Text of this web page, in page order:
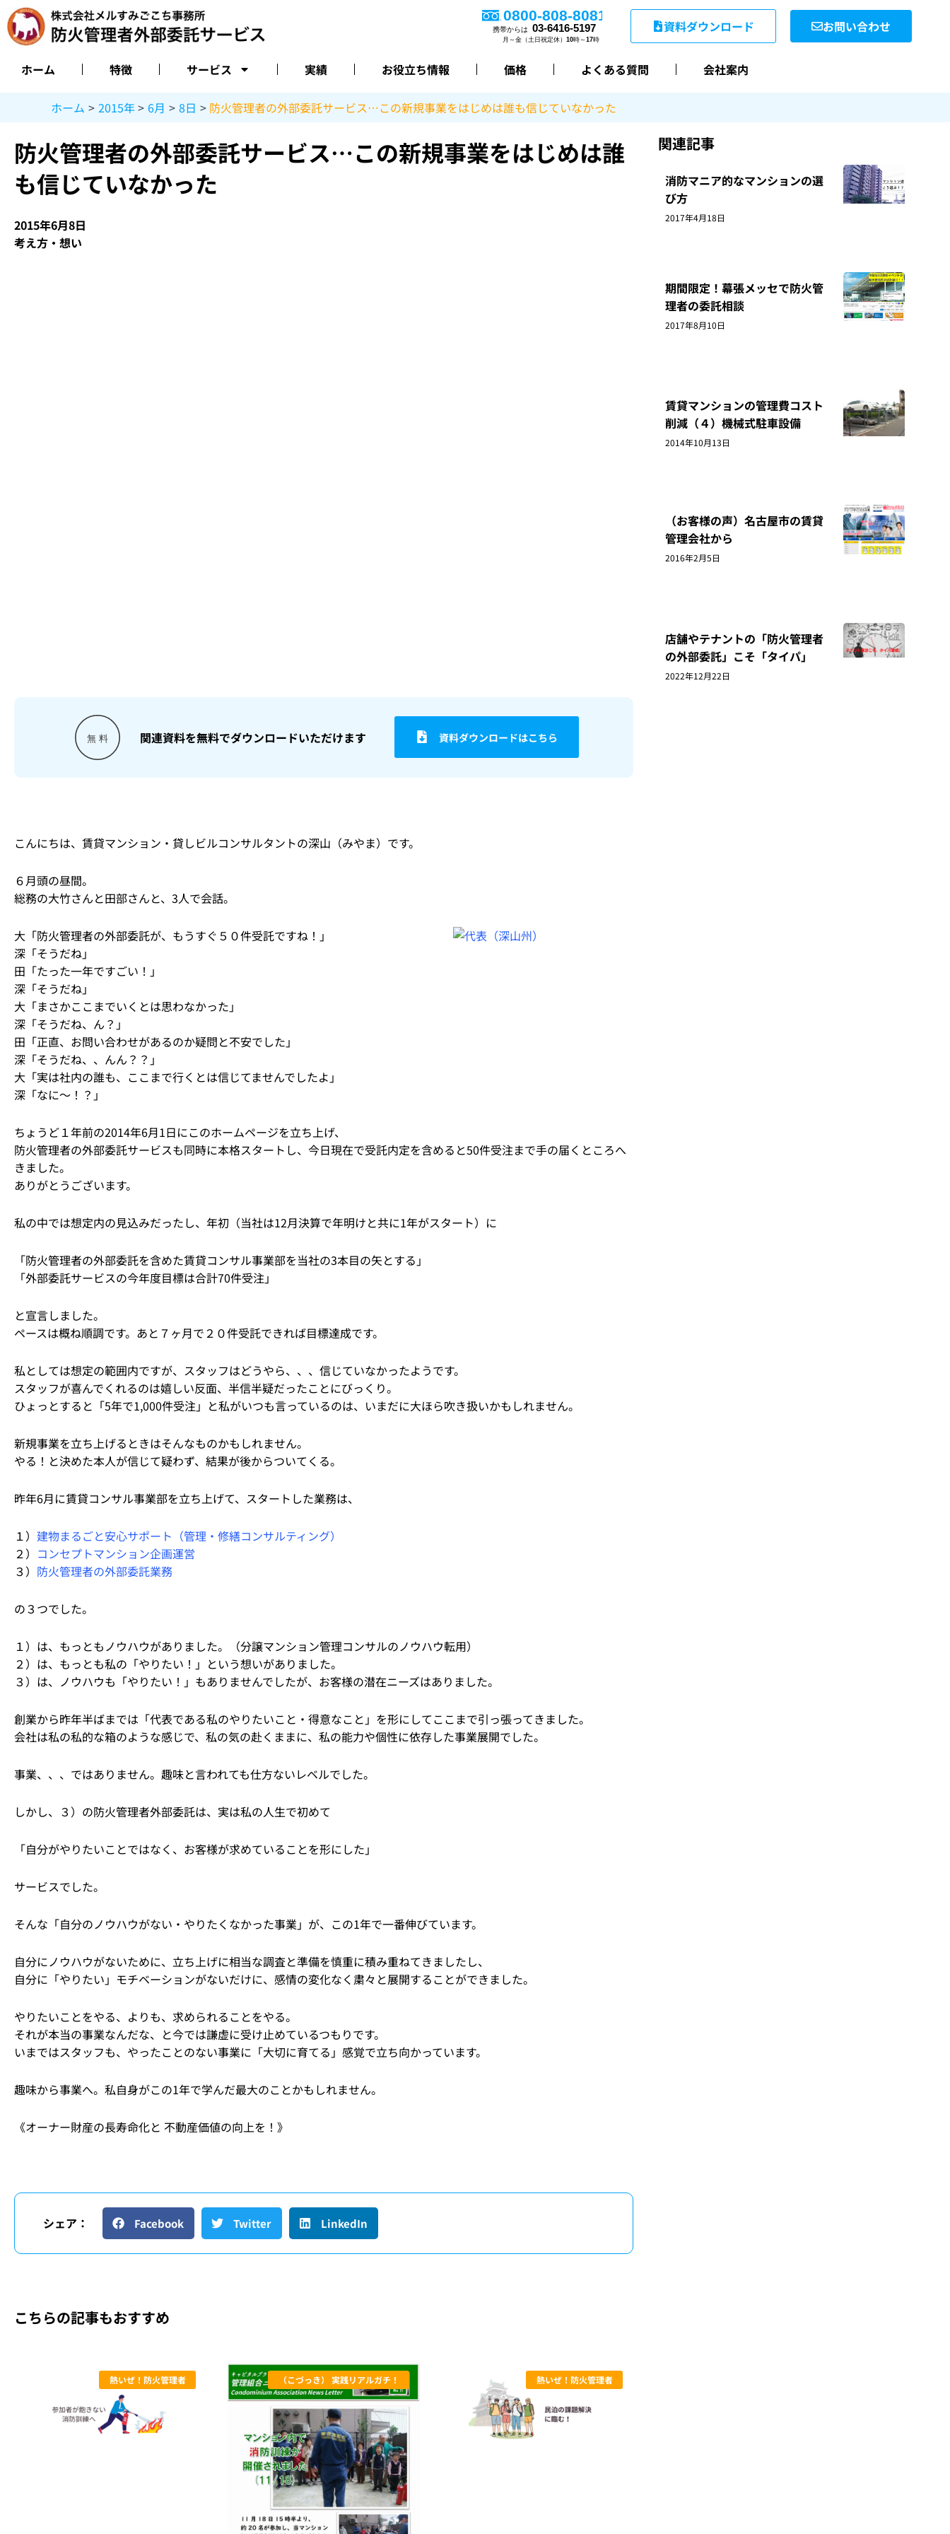
容
を
資料ダウンロード お問い合わせ
ホーム 特徴 サービス 実績 お役立ち情報 価格 よくある質問 会社案内
ホーム 2015年 6月 8日 防火管理者の外部委託サービス…この新規事業をはじめは誰も信じていなかった
防火管理者の外部委託サービス…この新規事業をはじめは誰
も信じていなかった
2015年6月8日
考え方・想い
関連資料を無料でダウンロードいただけます 資料ダウンロードはこちら
こんにちは、賃貸マンション・貸しビルコンサルタントの深山（みやま）です。
６月頭の昼間。
総務の大竹さんと田部さんと、3人で会話。
大「防火管理者の外部委託が、もうすぐ５０件受託ですね！」
深「そうだね」
田「たった一年ですごい！」
深「そうだね」
大「まさかここまでいくとは思わなかった」
深「そうだね、ん？」
田「正直、お問い合わせがあるのか疑問と不安でした」
深「そうだね、、んん？？」
大「実は社内の誰も、ここまで行くとは信じてませんでしたよ」
深「なに～！？」
ちょうど１年前の2014年6月1日にこのホームページを立ち上げ、
防火管理者の外部委託サービスも同時に本格スタートし、今日現在で受託内定を含めると50件受注まで手の届くところへ
きました。
ありがとうございます。
私の中では想定内の見込みだったし、年初（当社は12月決算で年明けと共に1年がスタート）に
「防火管理者の外部委託を含めた賃貸コンサル事業部を当社の3本目の矢とする」
「外部委託サービスの今年度目標は合計70件受注」
と宣言しました。
ペースは概ね順調です。あと７ヶ月で２０件受託できれば目標達成です。
私としては想定の範囲内ですが、スタッフはどうやら、、、信じていなかったようです。
スタッフが喜んでくれるのは嬉しい反面、半信半疑だったことにびっくり。
ひょっとすると「5年で1,000件受注」と私がいつも言っているのは、いまだに大ほら吹き扱いかもしれません。
新規事業を立ち上げるときはそんなものかもしれません。
やる！と決めた本人が信じて疑わず、結果が後からついてくる。
昨年6月に賃貸コンサル事業部を立ち上げて、スタートした業務は、
１） 建物まるごと安心サポート（管理・修繕コンサルティング）
２） コンセプトマンション企画運営
３） 防火管理者の外部委託業務
の３つでした。
１）は、もっともノウハウがありました。（分譲マンション管理コンサルのノウハウ転用）
２）は、もっとも私の「やりたい！」という想いがありました。
３）は、ノウハウも「やりたい！」もありませんでしたが、お客様の潜在ニーズはありました。
創業から昨年半ばまでは「代表である私のやりたいこと・得意なこと」を形にしてここまで引っ張ってきました。
会社は私の私的な箱のような感じで、私の気の赴くままに、私の能力や個性に依存した事業展開でした。
事業、、、ではありません。趣味と言われても仕方ないレベルでした。
しかし、３）の防火管理者外部委託は、実は私の人生で初めて
「自分がやりたいことではなく、お客様が求めていることを形にした」
サービスでした。
そんな「自分のノウハウがない・やりたくなかった事業」が、この1年で一番伸びています。
自分にノウハウがないために、立ち上げに相当な調査と準備を慎重に積み重ねてきましたし、
自分に「やりたい」モチベーションがないだけに、感情の変化なく粛々と展開することができました。
やりたいことをやる、よりも、求められることをやる。
それが本当の事業なんだな、と今では謙虚に受け止めているつもりです。
いまではスタッフも、やったことのない事業に「大切に育てる」感覚で立ち向かっています。
趣味から事業へ。私自身がこの1年で学んだ最大のことかもしれません。
《オーナー財産の長寿命化と 不動産価値の向上を！》
シェア： Facebook Twitter LinkedIn
こちらの記事もおすすめ
熱いぜ！防火管理者 （こづっき） 実践リアルガチ！ 熱いぜ！防火管理者
関連記事
消防マニア的なマンションの選
び方
2017年4月18日
期間限定！幕張メッセで防火管
理者の委託相談
2017年8月10日
賃貸マンションの管理費コスト
削減（４）機械式駐車設備
2014年10月13日
（お客様の声）名古屋市の賃貸
管理会社から
2016年2月5日
店舗やテナントの「防火管理者
の外部委託」こそ「タイパ」
2022年12月22日